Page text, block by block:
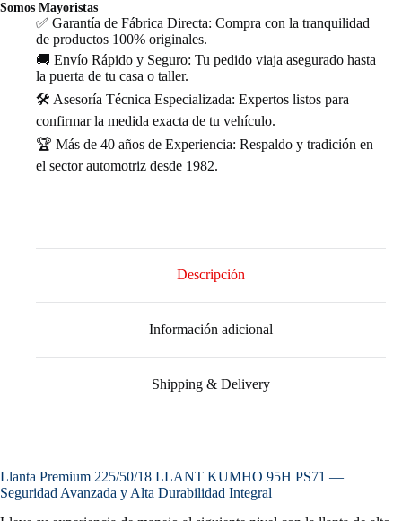
Somos Mayoristas
✅ Garantía de Fábrica Directa: Compra con la tranquilidad
de productos 100% originales.
🚚 Envío Rápido y Seguro: Tu pedido viaja asegurado hasta
la puerta de tu casa o taller.
🛠️ Asesoría Técnica Especializada: Expertos listos para
confirmar la medida exacta de tu vehículo.
🏆 Más de 40 años de Experiencia: Respaldo y tradición en
el sector automotriz desde 1982.
Descripción
Información adicional
Shipping & Delivery
Llanta Premium 225/50/18 LLANT KUMHO 95H PS71 —
Seguridad Avanzada y Alta Durabilidad Integral